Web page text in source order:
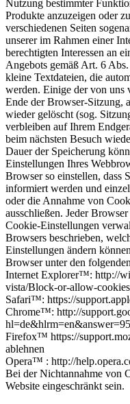
Nutzung bestimmter
Produkte anzuzeigen oder
verschiedenen Seiten
unserer im Rahmen einer
berechtigten Interessen an
Angebots gemäß Art. 6
kleine Textdateien, die
werden. Einige der von uns
Ende der Browser-Sitzung,
wieder gelöscht (sog.
verbleiben auf Ihrem
beim nächsten Besuch
Dauer der Speicherung
Einstellungen Ihres
Browser so einstellen, dass
informiert werden und
oder die Annahme von
ausschließen. Jeder
Cookie-Einstellungen
Browsers beschrieben,
Einstellungen ändern
Browser unter den
Internet Explorer™: http://
vista/Block-or-allow-cookies
Safari™: https://
Chrome™: http://
Firefox™ https://
ablehnen
Opera™ : http://
Bei der Nichtannahme von
Website eingeschränkt sein.